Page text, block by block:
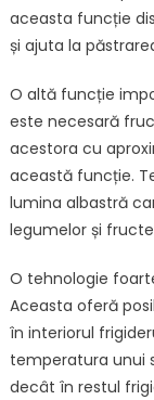
aceasta funcție
și ajuta la
O altă funcție
este necesară
acestora cu
această funcție.
lumina albastră
legumelor și
O tehnologie
Aceasta oferă
în interiorul
temperatura unui
decât în restul